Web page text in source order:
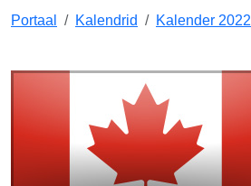
Portaal Kalendrid Kalender 2022